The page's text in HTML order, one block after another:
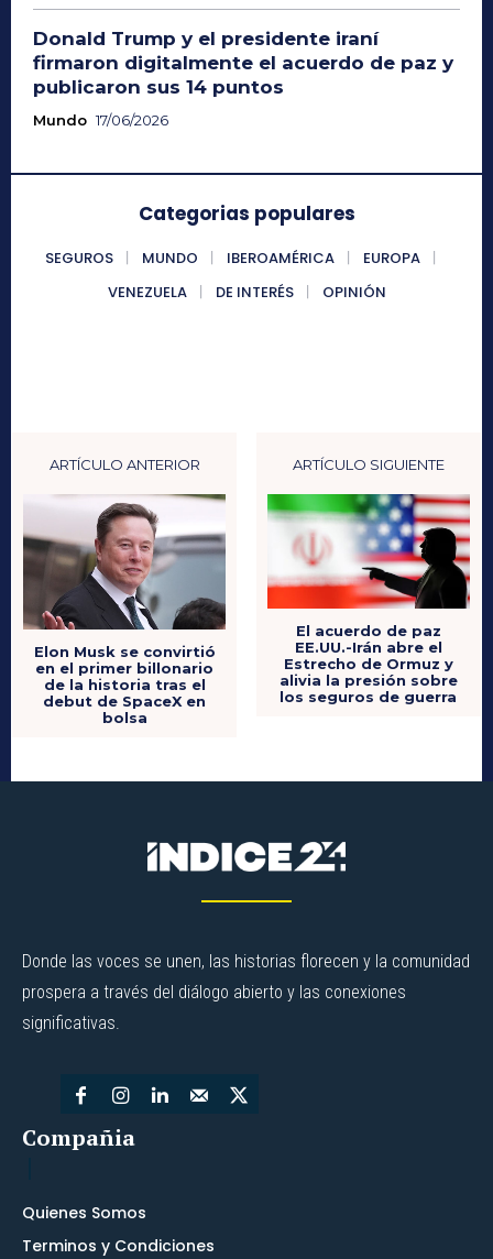
Donald Trump y el presidente iraní
firmaron digitalmente el acuerdo de paz y
publicaron sus 14 puntos
Mundo 17/06/2026
Categorias populares
SEGUROS MUNDO IBEROAMÉRICA
EUROPA
VENEZUELA
DE INTERÉS OPINIÓN
ARTÍCULO ANTERIOR
Elon Musk se convirtió
en el primer billonario
de la historia tras el
debut de SpaceX en
bolsa
ARTÍCULO SIGUIENTE
El acuerdo de paz
EE.UU.-Irán abre el
Estrecho de Ormuz y
alivia la presión sobre
los seguros de guerra
Donde las voces se unen, las historias florecen y la comunidad
prospera a través del diálogo abierto y las conexiones
significativas.
Compañia
Quienes Somos
Terminos y Condiciones